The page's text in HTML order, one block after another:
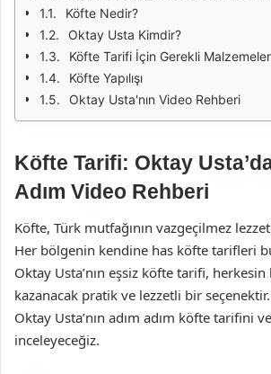
Köfte Nedir?
Oktay Usta Kimdir?
Köfte Tarifi İçin Gerekli Malzemeler
Köfte Yapılışı
Oktay Usta'nın Video Rehberi
Köfte Tarifi: Oktay
Adım Video Rehberi
Köfte, Türk mutfağının vazgeçilmez
Her bölgenin kendine has köfte tarifleri
Oktay Usta’nın eşsiz köfte tarifi,
kazanacak pratik ve lezzetli bir
Oktay Usta’nın adım adım köfte tarifini
inceleyeceğiz.